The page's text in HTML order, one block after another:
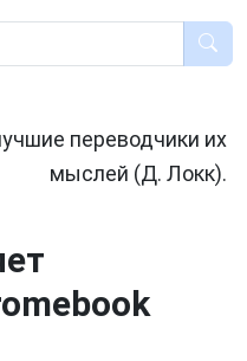
переводчики их
мыслей (Д. Локк).